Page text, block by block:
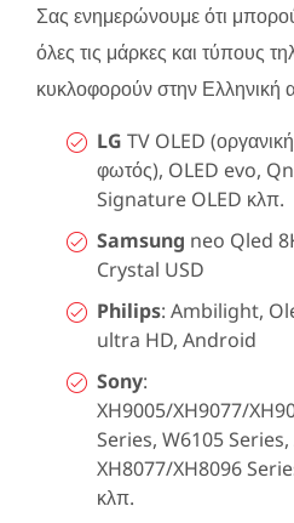
Σας ενημερώνουμε ότι
όλες τις μάρκες και τύπους
κυκλοφορούν στην Ελληνική
LG TV OLED
φωτός), OLED evo,
Signature OLED κλπ.
Samsung neo Qled
Crystal USD
Philips: Ambilight,
ultra HD, Android
Sony:
XH9005/XH9077/
Series, W6105
XH8077/XH8096
κλπ.